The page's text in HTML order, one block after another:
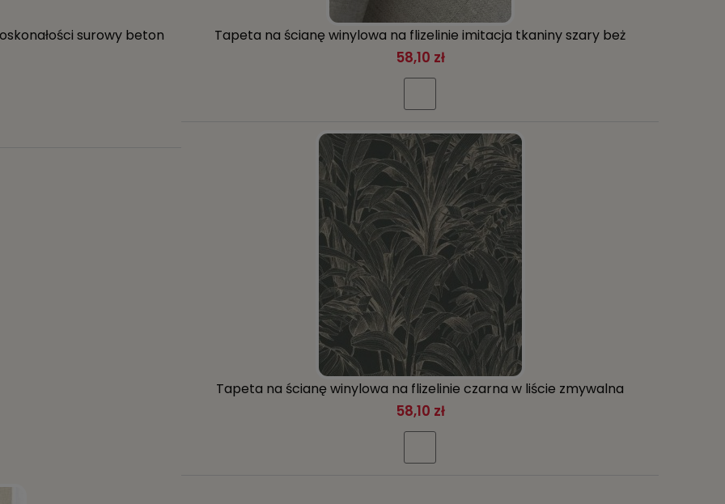
surowy beton
Tapeta na ścianę winylowa na flizelinie imitacja tkaniny szary beż
58,10 zł
Tapeta na ścianę winylowa na flizelinie czarna w liście zmywalna
58,10 zł